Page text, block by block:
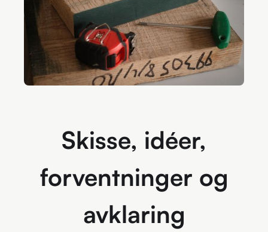
Skisse, idéer,
forventninger og
avklaring